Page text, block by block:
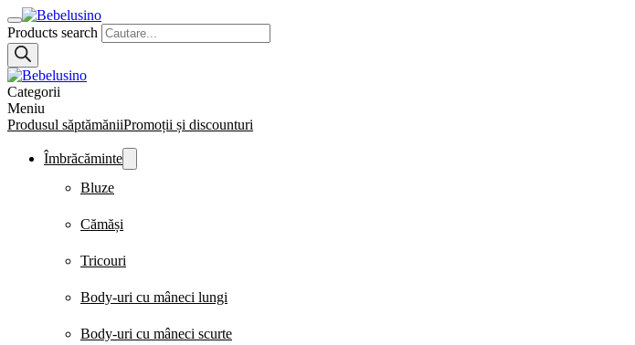
Products search
Categorii
Meniu
Produsul săptămăniiPromoții și discounturi
Îmbrăcăminte
Bluze
Cămăși
Tricouri
Body-uri cu mâneci lungi
Body-uri cu mâneci scurte